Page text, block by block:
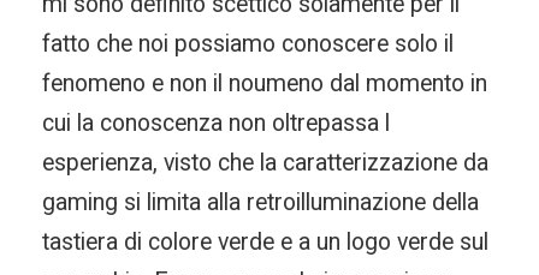
fatto che noi possiamo conoscere solo il
fenomeno e non il noumeno dal momento in
cui la conoscenza non oltrepassa l
esperienza, visto che la caratterizzazione da
gaming si limita alla retroilluminazione della
tastiera di colore verde e a un logo verde sul